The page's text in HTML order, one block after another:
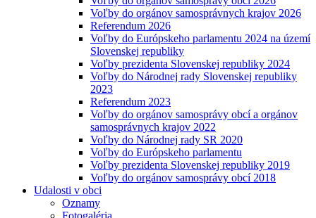
Voľby do orgánov samosprávnych krajov 2026
Referendum 2026
Voľby do Európskeho parlamentu 2024 na území
Slovenskej republiky
Voľby prezidenta Slovenskej republiky 2024
Voľby do Národnej rady Slovenskej republiky
2023
Referendum 2023
Voľby do orgánov samosprávy obcí a orgánov
samosprávnych krajov 2022
Voľby do Národnej rady SR 2020
Voľby do Európskeho parlamentu
Voľby prezidenta Slovenskej republiky 2019
Voľby do orgánov samosprávy obcí 2018
Udalosti v obci
Oznamy
Fotogaléria